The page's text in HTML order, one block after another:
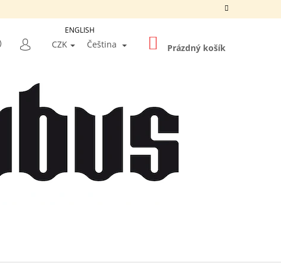
HLEDAT
PŘIHLÁŠENÍ
CZK Čeština NÁKUPNÍ
KOŠÍK
Prázdný košík
ENGLISH